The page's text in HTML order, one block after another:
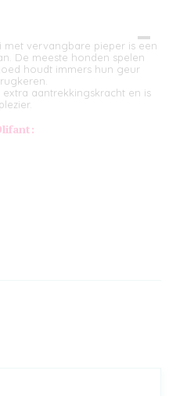
met vervangbare pieper is een
De meeste honden spelen
houdt immers hun geur
aantrekkingskracht en is